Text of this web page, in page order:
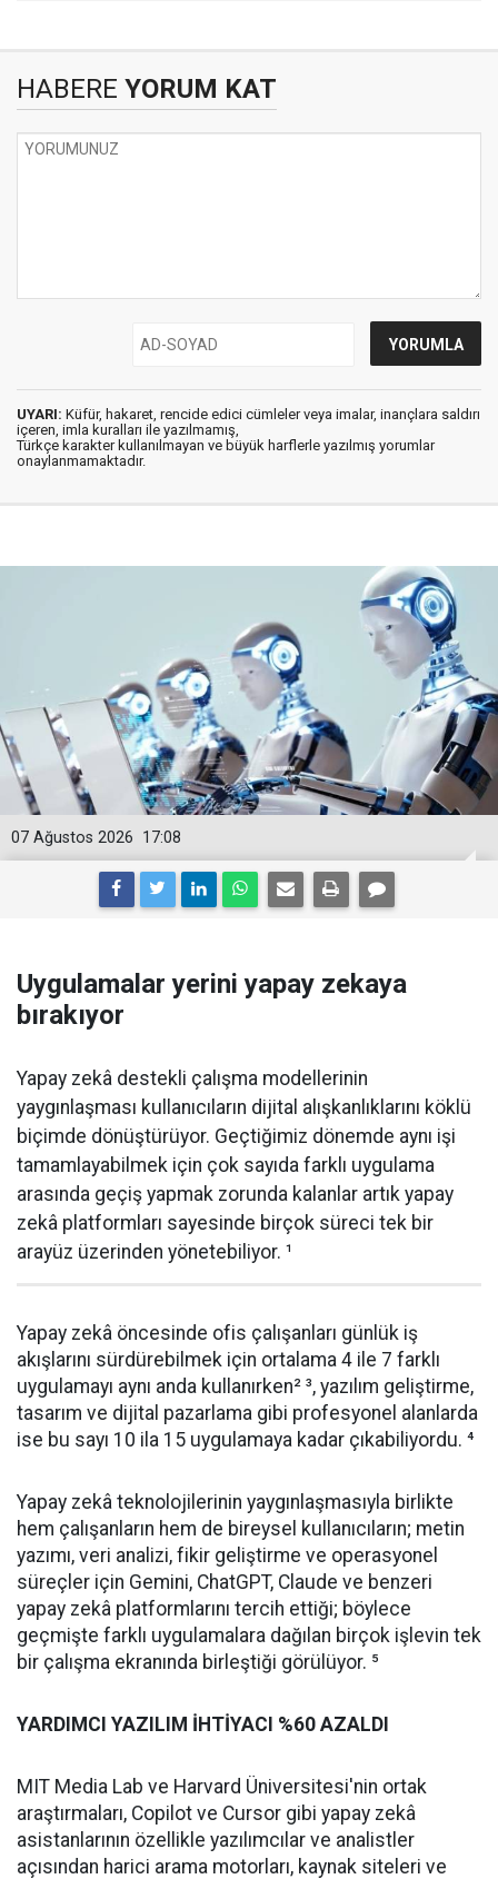
HABERE YORUM KAT
UYARI: Küfür, hakaret, rencide edici cümleler veya imalar, inançlara saldırı
içeren, imla kuralları ile yazılmamış,
Türkçe karakter kullanılmayan ve büyük harflerle yazılmış yorumlar
onaylanmamaktadır.
17:08
07 Ağustos 2026
Uygulamalar yerini yapay zekaya
bırakıyor
Yapay zekâ destekli çalışma modellerinin
yaygınlaşması kullanıcıların dijital alışkanlıklarını köklü
biçimde dönüştürüyor. Geçtiğimiz dönemde aynı işi
tamamlayabilmek için çok sayıda farklı uygulama
arasında geçiş yapmak zorunda kalanlar artık yapay
zekâ platformları sayesinde birçok süreci tek bir
arayüz üzerinden yönetebiliyor. ¹
Yapay zekâ öncesinde ofis çalışanları günlük iş
akışlarını sürdürebilmek için ortalama 4 ile 7 farklı
uygulamayı aynı anda kullanırken² ³, yazılım geliştirme,
tasarım ve dijital pazarlama gibi profesyonel alanlarda
ise bu sayı 10 ila 15 uygulamaya kadar çıkabiliyordu. ⁴
Yapay zekâ teknolojilerinin yaygınlaşmasıyla birlikte
hem çalışanların hem de bireysel kullanıcıların; metin
yazımı, veri analizi, fikir geliştirme ve operasyonel
süreçler için Gemini, ChatGPT, Claude ve benzeri
yapay zekâ platformlarını tercih ettiği; böylece
geçmişte farklı uygulamalara dağılan birçok işlevin tek
bir çalışma ekranında birleştiği görülüyor. ⁵
YARDIMCI YAZILIM İHTİYACI %60 AZALDI
MIT Media Lab ve Harvard Üniversitesi'nin ortak
araştırmaları, Copilot ve Cursor gibi yapay zekâ
asistanlarının özellikle yazılımcılar ve analistler
açısından harici arama motorları, kaynak siteleri ve